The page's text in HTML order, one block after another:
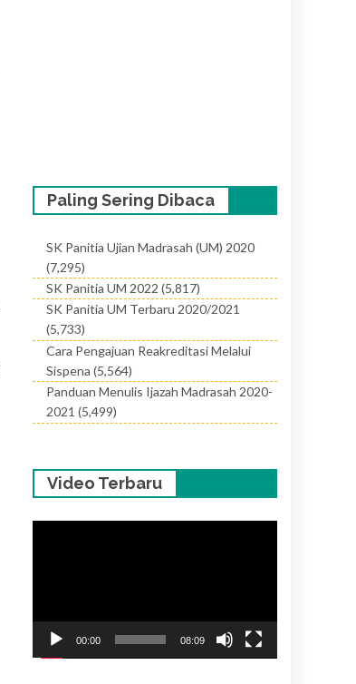
Paling Sering Dibaca
SK Panitia Ujian Madrasah (UM) 2020
(7,295)
SK Panitia UM 2022 (5,817)
SK Panitia UM Terbaru 2020/2021
(5,733)
Cara Pengajuan Reakreditasi Melalui
Sispena (5,564)
Panduan Menulis Ijazah Madrasah 2020-
2021 (5,499)
Video Terbaru
00:00 08:09